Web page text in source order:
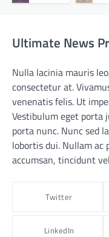
Ultimate News
Nulla lacinia mauris
consectetur at.
venenatis felis. Ut
Vestibulum eget porta
porta nunc. Nunc sed
lobortis dui. Nullam ac
accumsan, tincidunt
Twitter
LinkedIn